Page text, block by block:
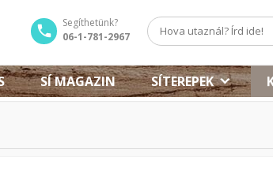
Segíthetünk?
06-1-781-2967
SÍ MAGAZIN SÍTEREPEK